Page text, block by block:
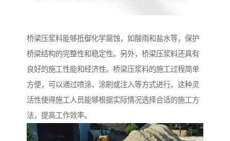
桥梁压浆料能够抵御化学腐蚀，如酸雨和盐水等，保护
桥梁结构的完整性和稳定性。另外，桥梁压浆料还具有
良好的施工性能和经济性。桥梁压浆料的施工过程简单
方便，可以通过喷涂、涂刷或注入等方式进行。这种灵
活性使得施工人员能够根据实际情况选择合适的施工方
法，提高工作效率。